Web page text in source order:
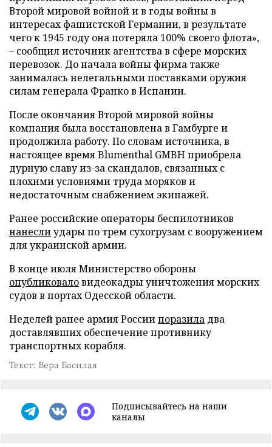
Второй мировой войной и в годы войны в
интересах фашистской Германии, в результате
чего к 1945 году она потеряла 100% своего флота»,
– сообщил источник агентства в сфере морских
перевозок. До начала войны фирма также
занималась нелегальными поставками оружия
силам генерала Франко в Испании.
После окончания Второй мировой войны
компания была восстановлена в Гамбурге и
продолжила работу. По словам источника, в
настоящее время Blumenthal GMBH приобрела
дурную славу из-за скандалов, связанных с
плохими условиями труда моряков и
недостаточным снабжением экипажей.
Ранее российские операторы беспилотников
нанеслиудары по трем сухогрузам с вооружением
для украинской армии.
В конце июля Министерство обороны
опубликоваловидеокадры уничтожения морских
судов в портах Одесской области.
Неделей ранее армия Россиипоразила два
доставлявших обеспечение противнику
транспортных корабля.
Текст: Вера Басилая
Подписывайтесь на наши
каналы